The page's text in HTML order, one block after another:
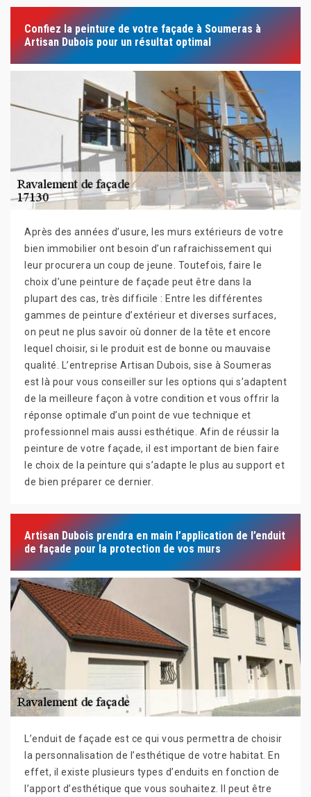
Confiez la peinture de votre façade à Soumeras à
Artisan Dubois pour un résultat optimal
Après des années d’usure, les murs extérieurs de votre
bien immobilier ont besoin d’un rafraichissement qui
leur procurera un coup de jeune. Toutefois, faire le
choix d’une peinture de façade peut être dans la
plupart des cas, très difficile : Entre les différentes
gammes de peinture d’extérieur et diverses surfaces,
on peut ne plus savoir où donner de la tête et encore
lequel choisir, si le produit est de bonne ou mauvaise
qualité. L’entreprise Artisan Dubois, sise à Soumeras
est là pour vous conseiller sur les options qui s’adaptent
de la meilleure façon à votre condition et vous offrir la
réponse optimale d’un point de vue technique et
professionnel mais aussi esthétique. Afin de réussir la
peinture de votre façade, il est important de bien faire
le choix de la peinture qui s’adapte le plus au support et
de bien préparer ce dernier.
Artisan Dubois prendra en main l’application de l’enduit
de façade pour la protection de vos murs
L’enduit de façade est ce qui vous permettra de choisir
la personnalisation de l’esthétique de votre habitat. En
effet, il existe plusieurs types d’enduits en fonction de
l’apport d’esthétique que vous souhaitez. Il peut être